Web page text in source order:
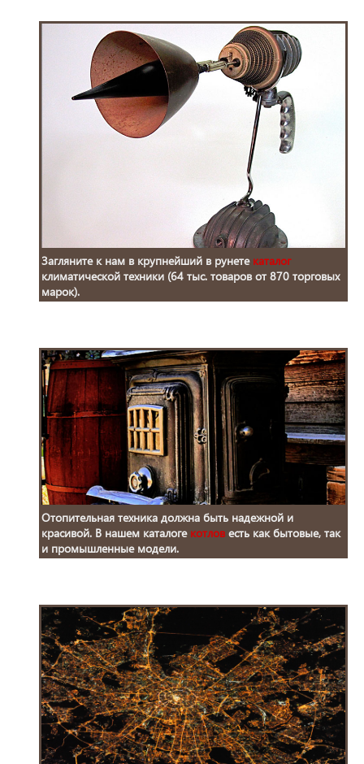
Загляните к нам в крупнейший в рунете каталог
климатической техники (64 тыс. товаров от 870 торговых
марок).
Отопительная техника должна быть надежной и
красивой. В нашем каталоге котлов есть как бытовые, так
и промышленные модели.